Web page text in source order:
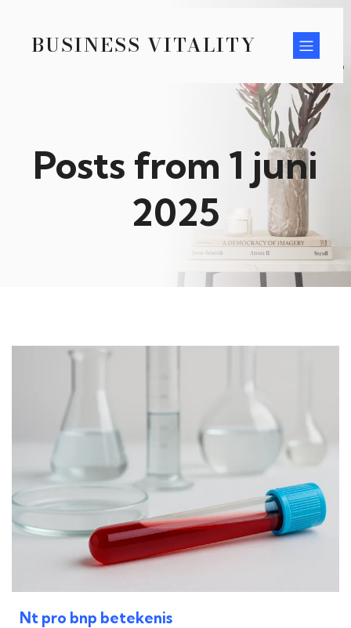
BUSINESS VITALITY
Posts from 1 juni
2025
Nt pro bnp betekenis